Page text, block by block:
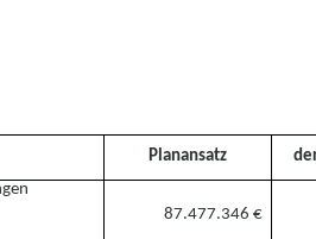
Planansatz
87.477.346€